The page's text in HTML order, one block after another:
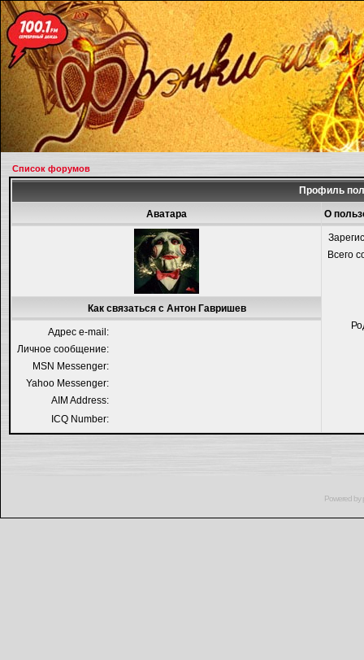
Список форумов
Профиль
Аватара О
Всего
Как связаться с Антон Гавришев
Адрес e-mail:
Личное сообщение:
MSN Messenger:
Yahoo Messenger:
AIM Address:
ICQ Number:
Powered by